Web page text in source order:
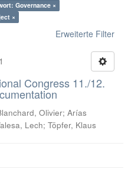
Governance ×
×
Erweiterte Filter
Congress 11./12.
Olivier; Arías
Lech; Töpfer, Klaus